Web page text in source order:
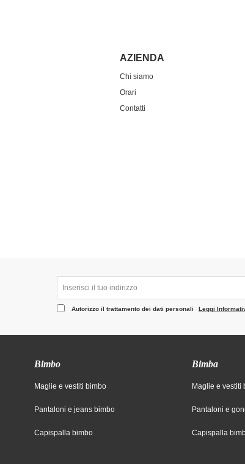
AZIENDA
Chi siamo
Orari
Contatti
Autorizzo il trattamento dei dati personali Leggi
Bimbo
Maglie e vestiti bimbo
Pantaloni e jeans bimbo
Capispalla bimbo
Bimba
Maglie e vestiti
Pantaloni e
Capispalla